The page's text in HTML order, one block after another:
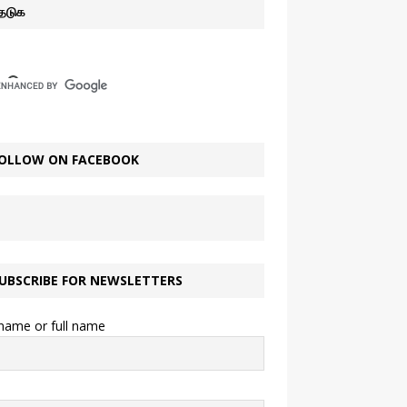
ON FACEBOOK
FOR NEWSLETTERS
or full name